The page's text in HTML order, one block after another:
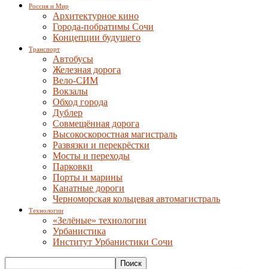
Россия и Мир
Архитектурное кино
Города-побратимы Сочи
Концепции будущего
Транспорт
Автобусы
Железная дорога
Вело-СИМ
Вокзалы
Обход города
Дублер
Совмещённая дорога
Высокоскоростная магистраль
Развязки и перекрёстки
Мосты и переходы
Парковки
Порты и марины
Канатные дороги
Черноморская кольцевая автомагистраль
Технологии
«Зелёные» технологии
Урбанистика
Институт Урбанистики Сочи